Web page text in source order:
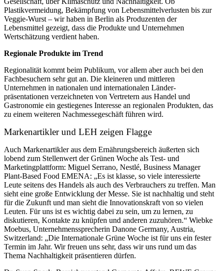
Plastikvermeidung, Bekämpfung von Lebensmittelverlusten bis zur
Veggie-Wurst – wir haben in Berlin als Produzenten der
Lebensmittel gezeigt, dass die Produkte und Unternehmen
Wertschätzung verdient haben.
Regionale Produkte im Trend
Regionalität kommt beim Publikum, vor allem aber auch bei den
Fachbesuchern sehr gut an. Die kleineren und mittleren
Unternehmen in nationalen und internationalen Länder-
präsentationen verzeichneten von Vertretern aus Handel und
Gastronomie ein gestiegenes Interesse an regionalen Produkten, das
zu einem weiteren Nachmessegeschäft führen wird.
Markenartikler und LEH zeigen Flagge
Auch Markenartikler aus dem Ernährungsbereich äußerten sich
lobend zum Stellenwert der Grünen Woche als Test- und
Marketingplattform: Miguel Serrano, Nestlé, Business Manager
Plant-Based Food EMENA: „Es ist klasse, so viele interessierte
Leute seitens des Handels als auch des Verbrauchers zu treffen. Man
sieht eine große Entwicklung der Messe. Sie ist nachhaltig und steht
für die Zukunft und man sieht die Innovationskraft von so vielen
Leuten. Für uns ist es wichtig dabei zu sein, um zu lernen, zu
diskutieren, Kontakte zu knüpfen und anderen zuzuhören.“ Wiebke
Moebus, Unternehmenssprecherin Danone Germany, Austria,
Switzerland: „Die Internationale Grüne Woche ist für uns ein fester
Termin im Jahr. Wir freuen uns sehr, dass wir uns rund um das
Thema Nachhaltigkeit präsentieren dürfen.